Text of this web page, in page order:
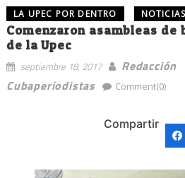
LA UPEC POR DENTRO
Comenzaron asambleas de
de la Upec
septiembre 18, 2017
Redacción
Cubaperiodistas
Comment(0)
Compartir